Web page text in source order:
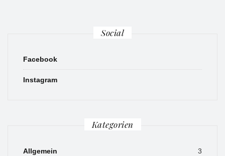
Social
Facebook
Instagram
Kategorien
Allgemein 3